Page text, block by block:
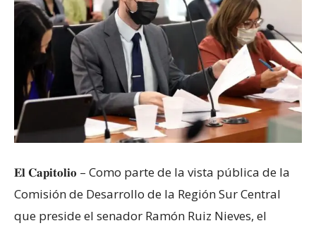
𝐄𝐥 𝐂𝐚𝐩𝐢𝐭𝐨𝐥𝐢𝐨 – Como parte de la vista pública de la
Comisión de Desarrollo de la Región Sur Central
que preside el senador Ramón Ruiz Nieves, el